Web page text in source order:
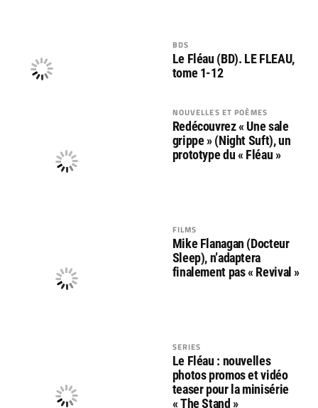
BDS
Le Fléau (BD). LE FLEAU,
tome 1-12
NOUVELLES ET POÈMES
Redécouvrez « Une sale
grippe » (Night Suft), un
prototype du « Fléau »
FILMS
Mike Flanagan (Docteur
Sleep), n’adaptera
finalement pas « Revival »
SERIES
Le Fléau : nouvelles
photos promos et vidéo
teaser pour la minisérie
« The Stand »